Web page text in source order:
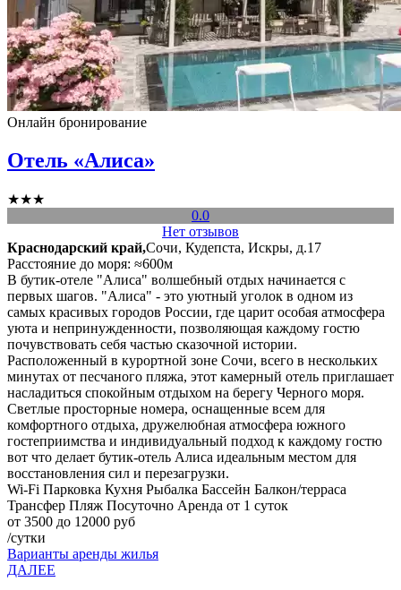
Онлайн бронирование
Отель «Алиса»
★★★
0.0
Нет отзывов
Краснодарский край,Сочи, Кудепста, Искры, д.17
Расстояние до моря: ≈600м
В бутик-отеле "Алиса" волшебный отдых начинается с
первых шагов. "Алиса" - это уютный уголок в одном из
самых красивых городов России, где царит особая атмосфера
уюта и непринужденности, позволяющая каждому гостю
почувствовать себя частью сказочной истории.
Расположенный в курортной зоне Сочи, всего в нескольких
минутах от песчаного пляжа, этот камерный отель приглашает
насладиться спокойным отдыхом на берегу Черного моря.
Светлые просторные номера, оснащенные всем для
комфортного отдыха, дружелюбная атмосфера южного
гостеприимства и индивидуальный подход к каждому гостю
вот что делает бутик-отель Алиса идеальным местом для
восстановления сил и перезагрузки.
Wi-Fi Парковка Кухня Рыбалка Бассейн Балкон/терраса
Трансфер Пляж Посуточно Аренда от 1 суток
от 3500 до 12000 руб
/сутки
Варианты аренды жилья
ДАЛЕЕ